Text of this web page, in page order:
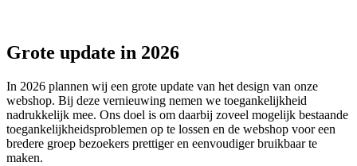
Grote update in 2026
In 2026 plannen wij een grote update van het design van onze
webshop. Bij deze vernieuwing nemen we toegankelijkheid
nadrukkelijk mee. Ons doel is om daarbij zoveel mogelijk bestaande
toegankelijkheidsproblemen op te lossen en de webshop voor een
bredere groep bezoekers prettiger en eenvoudiger bruikbaar te
maken.